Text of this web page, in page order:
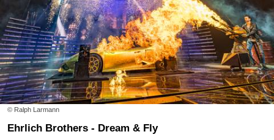
© Ralph Larmann
Ehrlich Brothers - Dream & Fly